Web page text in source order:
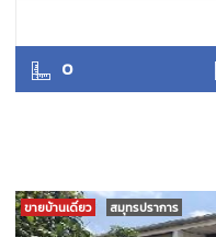
0
ขายบ้านเดี่ยว สมุทรปราการ